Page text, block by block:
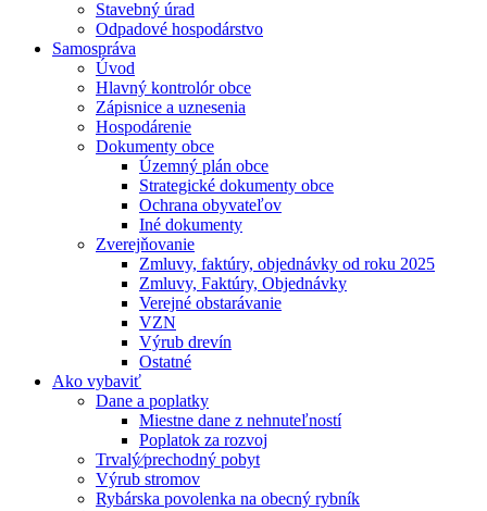
Stavebný úrad
Odpadové hospodárstvo
Samospráva
Úvod
Hlavný kontrolór obce
Zápisnice a uznesenia
Hospodárenie
Dokumenty obce
Územný plán obce
Strategické dokumenty obce
Ochrana obyvateľov
Iné dokumenty
Zverejňovanie
Zmluvy, faktúry, objednávky od roku 2025
Zmluvy, Faktúry, Objednávky
Verejné obstarávanie
VZN
Výrub drevín
Ostatné
Ako vybaviť
Dane a poplatky
Miestne dane z nehnuteľností
Poplatok za rozvoj
Trvalý⁄prechodný pobyt
Výrub stromov
Rybárska povolenka na obecný rybník